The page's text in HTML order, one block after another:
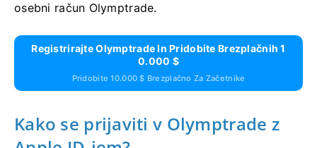
osebni račun Olymptrade.
Registrirajte Olymptrade In Pridobite Brezplačnih 1
0.000 $
Pridobite 10.000 $ Brezplačno Za Začetnike
Kako se prijaviti v Olymptrade z